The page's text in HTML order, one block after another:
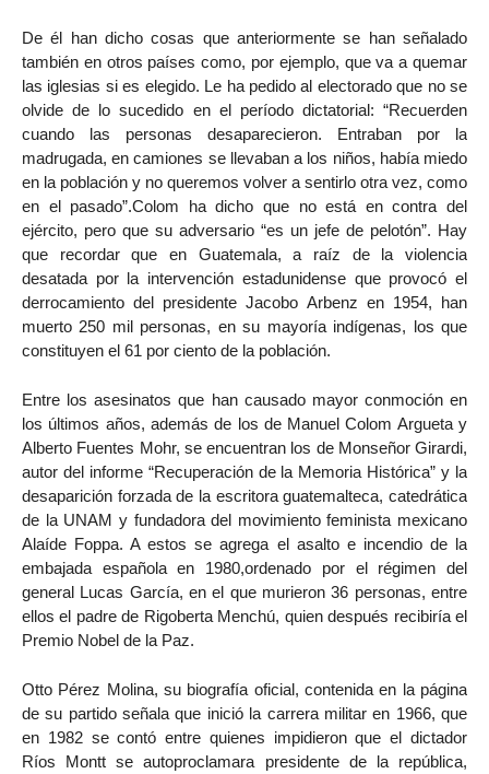
De él han dicho cosas que anteriormente se han señalado
también en otros países como, por ejemplo, que va a quemar
las iglesias si es elegido. Le ha pedido al electorado que no se
olvide de lo sucedido en el período dictatorial: “Recuerden
cuando las personas desaparecieron. Entraban por la
madrugada, en camiones se llevaban a los niños, había miedo
en la población y no queremos volver a sentirlo otra vez, como
en el pasado”.Colom ha dicho que no está en contra del
ejército, pero que su adversario “es un jefe de pelotón”. Hay
que recordar que en Guatemala, a raíz de la violencia
desatada por la intervención estadunidense que provocó el
derrocamiento del presidente Jacobo Arbenz en 1954, han
muerto 250 mil personas, en su mayoría indígenas, los que
constituyen el 61 por ciento de la población.
Entre los asesinatos que han causado mayor conmoción en
los últimos años, además de los de Manuel Colom Argueta y
Alberto Fuentes Mohr, se encuentran los de Monseñor Girardi,
autor del informe “Recuperación de la Memoria Histórica” y la
desaparición forzada de la escritora guatemalteca, catedrática
de la UNAM y fundadora del movimiento feminista mexicano
Alaíde Foppa. A estos se agrega el asalto e incendio de la
embajada española en 1980,ordenado por el régimen del
general Lucas García, en el que murieron 36 personas, entre
ellos el padre de Rigoberta Menchú, quien después recibiría el
Premio Nobel de la Paz.
Otto Pérez Molina, su biografía oficial, contenida en la página
de su partido señala que inició la carrera militar en 1966, que
en 1982 se contó entre quienes impidieron que el dictador
Ríos Montt se autoproclamara presidente de la república,